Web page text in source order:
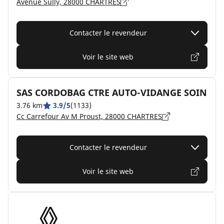
Contacter le revendeur
Voir le site web
SAS CORDOBAG CTRE AUTO-VIDANGE SOIN
3.76 km 3.9/5(1133)
Cc Carrefour Av M Proust, 28000 CHARTRES
Contacter le revendeur
Voir le site web